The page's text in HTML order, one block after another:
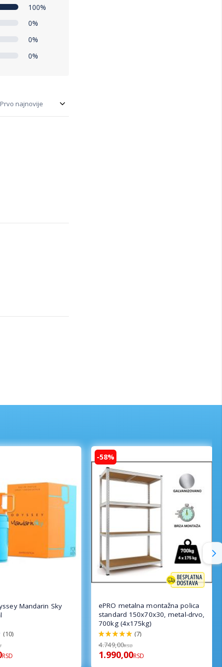
100%
0%
0%
0%
Mandarin Sky
(10)
RSD
-58%
ePRO metalna montažna polica
standard 150x70x30, metal-drvo,
700kg (4x175kg)
100%
(7)
4.749,00RSD
1.990,00RSD